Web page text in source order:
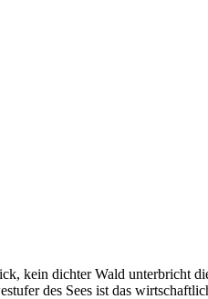
kein dichter Wald unterbricht
des Sees ist das